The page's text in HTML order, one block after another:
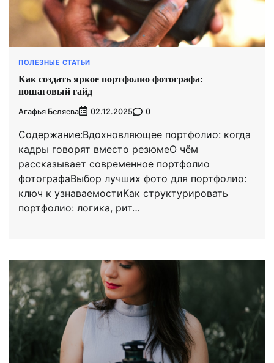
ПОЛЕЗНЫЕ СТАТЬИ
Как создать яркое портфолио фотографа:
пошаговый гайд
Агафья Беляева 02.12.2025 0
Содержание:Вдохновляющее портфолио: когда
кадры говорят вместо резюмеО чём
рассказывает современное портфолио
фотографаВыбор лучших фото для портфолио:
ключ к узнаваемостиКак структурировать
портфолио: логика, рит…